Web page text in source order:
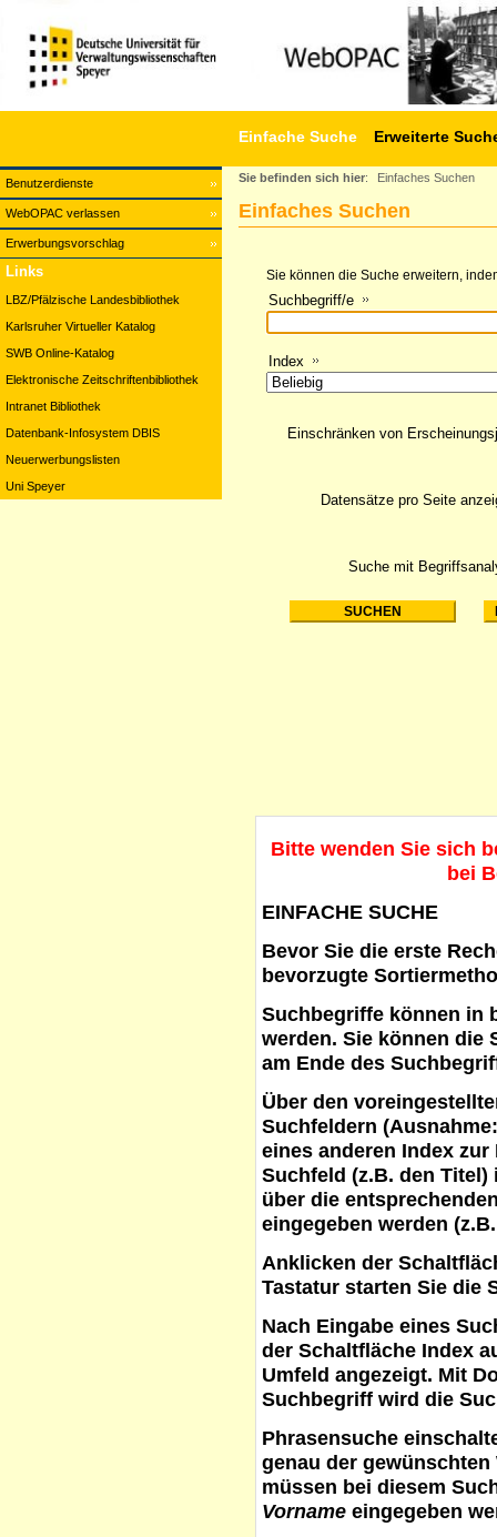
Benutzerdienste
WebOPAC verlassen
Erwerbungsvorschlag
Einfache Suche Erweiterte
Links
LBZ/Pfälzische Landesbibliothek
Karlsruher Virtueller Katalog
SWB Online-Katalog
Elektronische Zeitschriftenbibliothek
Intranet Bibliothek
Datenbank-Infosystem DBIS
Neuerwerbungslisten
Uni Speyer
Sie befinden sich hier: Einfaches Suchen
Einfaches Suchen
Sie können die Suche erweitern,
Suchbegriff/e
Index
Suche mit
Einschränken von
Datensätze pro Seite
Bitte wenden Sie sich
bei
EINFACHE SUCHE
Bevor Sie die erste
bevorzugte
Suchbegriffe können in
werden. Sie können die
am Ende des
Über den
Suchfeldern
eines anderen Index
Suchfeld (z.B. den
über die
eingegeben werden
Anklicken der
Tastatur starten Sie die
Nach Eingabe eines
der Schaltfläche Index
Umfeld angezeigt. Mit
Suchbegriff wird die
Phrasensuche
genau der
müssen bei diesem
Vorname eingegeben